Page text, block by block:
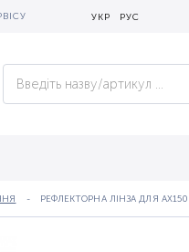
УКР РУС
РЕФЛЕКТОРНА ЛІНЗА ДЛЯ